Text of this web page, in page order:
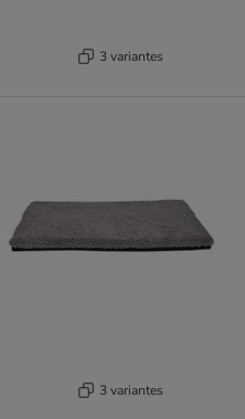
3 variantes
3 variantes